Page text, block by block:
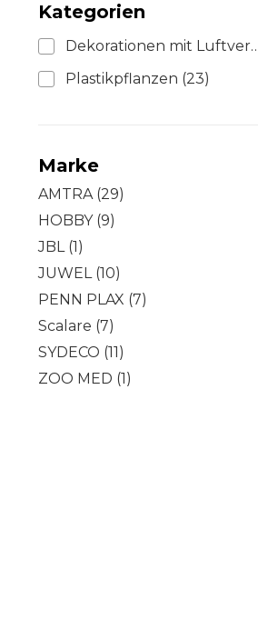
Kategorien
Plastikpflanzen (23)
Marke
AMTRA (29)
HOBBY (9)
JBL (1)
JUWEL (10)
PENN PLAX (7)
Scalare (7)
SYDECO (11)
ZOO MED (1)